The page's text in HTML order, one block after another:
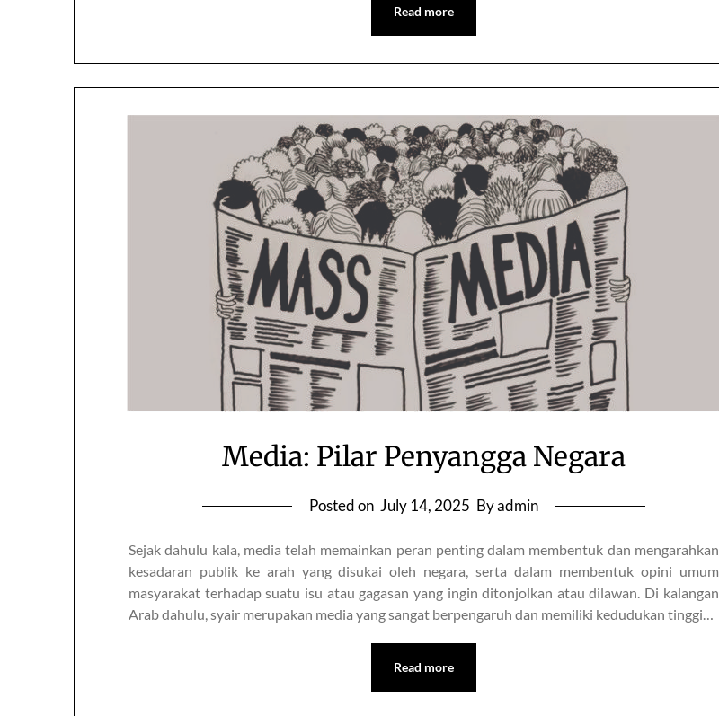
Read more
Media: Pilar Penyangga Negara
Posted on July 14, 2025 By admin
Sejak dahulu kala, media telah memainkan peran penting dalam membentuk dan mengarahkan
kesadaran publik ke arah yang disukai oleh negara, serta dalam membentuk opini umum
masyarakat terhadap suatu isu atau gagasan yang ingin ditonjolkan atau dilawan. Di kalangan
Arab dahulu, syair merupakan media yang sangat berpengaruh dan memiliki kedudukan tinggi…
Read more